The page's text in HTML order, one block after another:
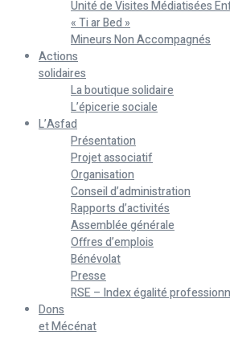
Unité de Visites Médiatisées
« Ti ar Bed »
Mineurs Non Accompagnés
Actions
solidaires
La boutique solidaire
L’épicerie sociale
L’Asfad
Présentation
Projet associatif
Organisation
Conseil d’administration
Rapports d’activités
Assemblée générale
Offres d’emplois
Bénévolat
Presse
RSE – Index égalité
Dons
et Mécénat